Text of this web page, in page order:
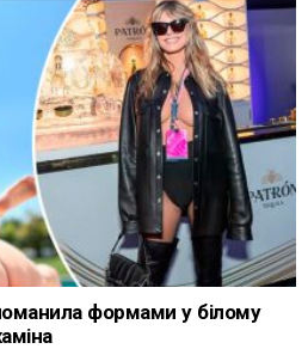
формами у білому